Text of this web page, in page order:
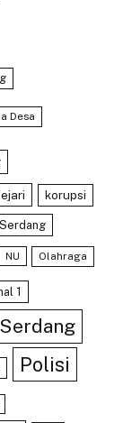
Desa
korupsi
NU Olahraga
1
Polisi